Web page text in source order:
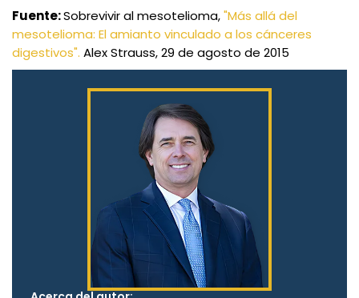
Fuente:Sobrevivir al mesotelioma,"Más allá del
mesotelioma: El amianto vinculado a los cánceres
digestivos". Alex Strauss, 29 de agosto de 2015